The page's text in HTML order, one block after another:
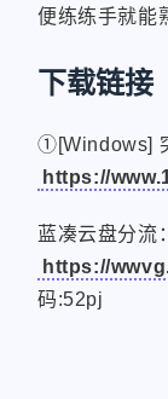
便练练手就能
下载链接
①[Windows]
https://
蓝凑云盘分流：
https://
码:52pj